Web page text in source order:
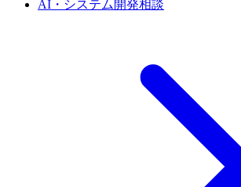
AI・システム開発相談